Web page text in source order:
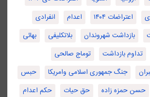
اعتراضات ۱۴۰۴ اعدام
انفرادی
بازداشت شهروندان بلاتکلیفی
بهائی
تداوم بازداشت
توماج صالحی
جنگ جمهوری اسلامی وامریکا
حبس
حسن حمزه زاده حق حیات
حکم اعدام